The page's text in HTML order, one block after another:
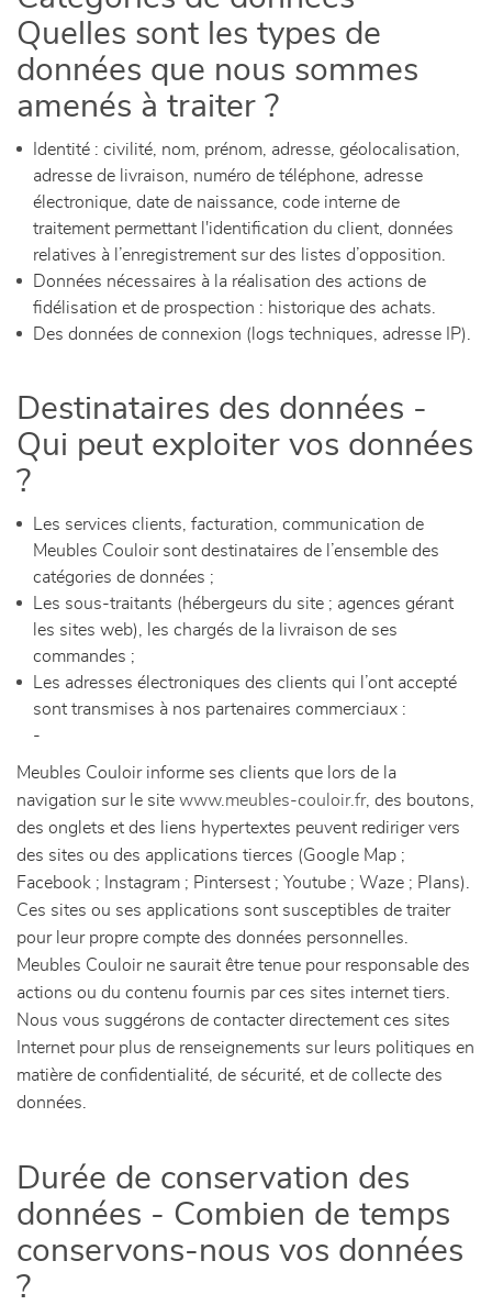
Quelles sont les types de
données que nous sommes
amenés à traiter ?
Identité : civilité, nom, prénom, adresse, géolocalisation,
adresse de livraison, numéro de téléphone, adresse
électronique, date de naissance, code interne de
traitement permettant l'identification du client, données
relatives à l’enregistrement sur des listes d’opposition.
Données nécessaires à la réalisation des actions de
fidélisation et de prospection : historique des achats.
Des données de connexion (logs techniques, adresse IP).
Destinataires des données -
Qui peut exploiter vos données
?
Les services clients, facturation, communication de
Meubles Couloir sont destinataires de l’ensemble des
catégories de données ;
Les sous-traitants (hébergeurs du site ; agences gérant
les sites web), les chargés de la livraison de ses
commandes ;
Les adresses électroniques des clients qui l’ont accepté
sont transmises à nos partenaires commerciaux :
-
Meubles Couloir informe ses clients que lors de la
navigation sur le site www.meubles-couloir.fr, des boutons,
des onglets et des liens hypertextes peuvent rediriger vers
des sites ou des applications tierces (Google Map ;
Facebook ; Instagram ; Pintersest ; Youtube ; Waze ; Plans).
Ces sites ou ses applications sont susceptibles de traiter
pour leur propre compte des données personnelles.
Meubles Couloir ne saurait être tenue pour responsable des
actions ou du contenu fournis par ces sites internet tiers.
Nous vous suggérons de contacter directement ces sites
Internet pour plus de renseignements sur leurs politiques en
matière de confidentialité, de sécurité, et de collecte des
données.
Durée de conservation des
données - Combien de temps
conservons-nous vos données
?